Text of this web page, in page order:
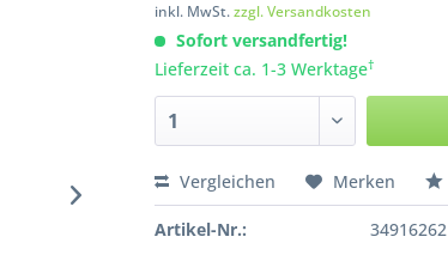
inkl. MwSt.zzgl. Versandkosten
Sofort versandfertig!
Lieferzeit ca. 1-3 Werktage†
Vergleichen Merken
Artikel-Nr.: 34916262